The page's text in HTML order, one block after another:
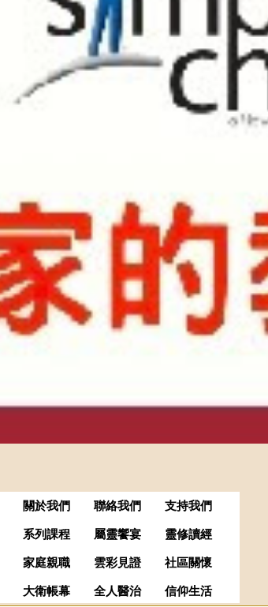
關於我們 聯絡我們 支持我們
系列課程 屬靈饗宴 靈修讀經
家庭親職 雲彩見證 社區關懷
大衛帳幕 全人醫治
信仰生活